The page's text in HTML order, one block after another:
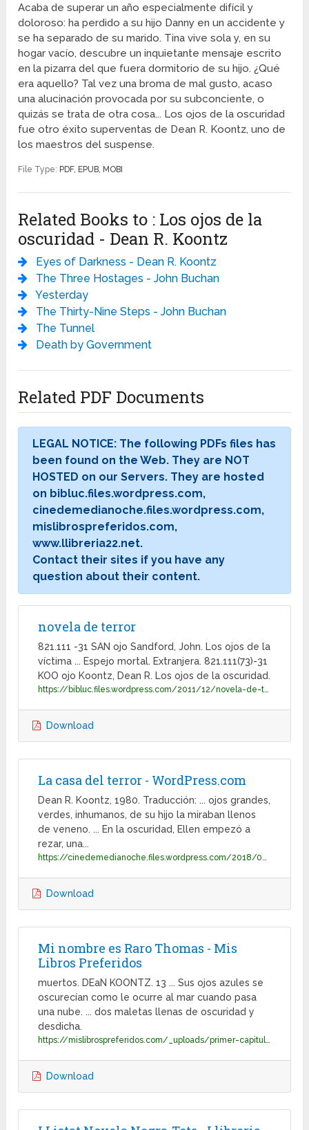
Acaba de superar un año especialmente difícil y
doloroso: ha perdido a su hijo Danny en un accidente y
se ha separado de su marido. Tina vive sola y, en su
hogar vacío, descubre un inquietante mensaje escrito
en la pizarra del que fuera dormitorio de su hijo. ¿Qué
era aquello? Tal vez una broma de mal gusto, acaso
una alucinación provocada por su subconciente, o
quizás se trata de otra cosa... Los ojos de la oscuridad
fue otro éxito superventas de Dean R. Koontz, uno de
los maestros del suspense.
File Type: PDF, EPUB, MOBI
Related Books to : Los ojos de la
oscuridad - Dean R. Koontz
Eyes of Darkness - Dean R. Koontz
The Three Hostages - John Buchan
Yesterday
The Thirty-Nine Steps - John Buchan
The Tunnel
Death by Government
Related PDF Documents
LEGAL NOTICE: The following PDFs files has
been found on the Web. They are NOT
HOSTED on our Servers. They are hosted
on bibluc.files.wordpress.com,
cinedemedianoche.files.wordpress.com,
mislibrospreferidos.com,
www.llibreria22.net.
Contact their sites if you have any
question about their content.
novela de terror
821.111 -31 SAN ojo Sandford, John. Los ojos de la
víctima ... Espejo mortal. Extranjera. 821.111(73)-31
KOO ojo Koontz, Dean R. Los ojos de la oscuridad.
https://bibluc.files.wordpress.com/2011/12/novela-de-terror.pdf
Download
La casa del terror - WordPress.com
Dean R. Koontz, 1980. Traducción: ... ojos grandes,
verdes, inhumanos, de su hijo la miraban llenos
de veneno. ... En la oscuridad, Ellen empezó a
rezar, una...
https://cinedemedianoche.files.wordpress.com/2018/09/www-cinedemedianoche-cl1.pdf&embedded;=true
Download
Mi nombre es Raro Thomas - Mis
Libros Preferidos
muertos. DEaN KOONTZ. 13 ... Sus ojos azules se
oscurecían como le ocurre al mar cuando pasa
una nube. ... dos maletas llenas de oscuridad y
desdicha.
https://mislibrospreferidos.com/_uploads/primer-capitulo/194c0-primeras-paginas-mi-nombre-es-raro-thomas.pdf
Download